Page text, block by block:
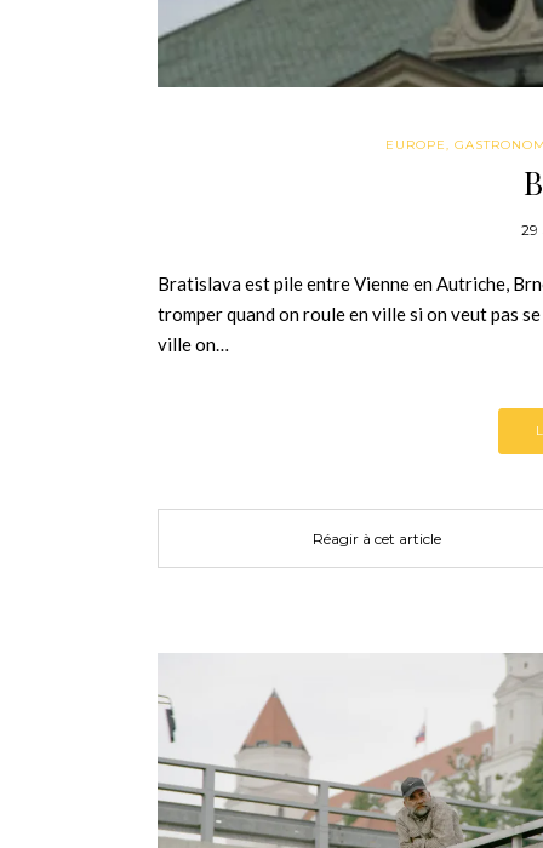
EUROPE,
29
Bratislava est pile entre Vienne en Autriche,
tromper quand on roule en ville si on veut pas
ville on…
Réagir à cet article